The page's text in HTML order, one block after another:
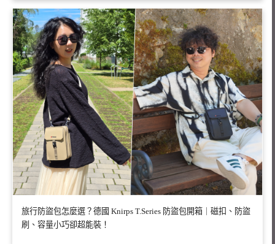
旅行防盜包怎麼選？德國 Knirps T.Series 防盜包開箱｜磁扣、防盜
刷、容量小巧卻超能裝！